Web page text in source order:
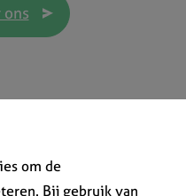
om de
Bij gebruik van